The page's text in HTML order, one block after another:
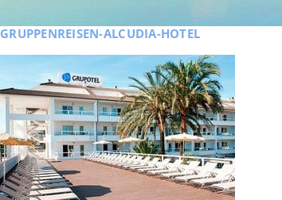
GRUPPENREISEN-ALCUDIA-HOTEL